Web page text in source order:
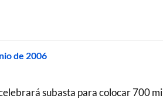
de 2006
subasta para colocar 700